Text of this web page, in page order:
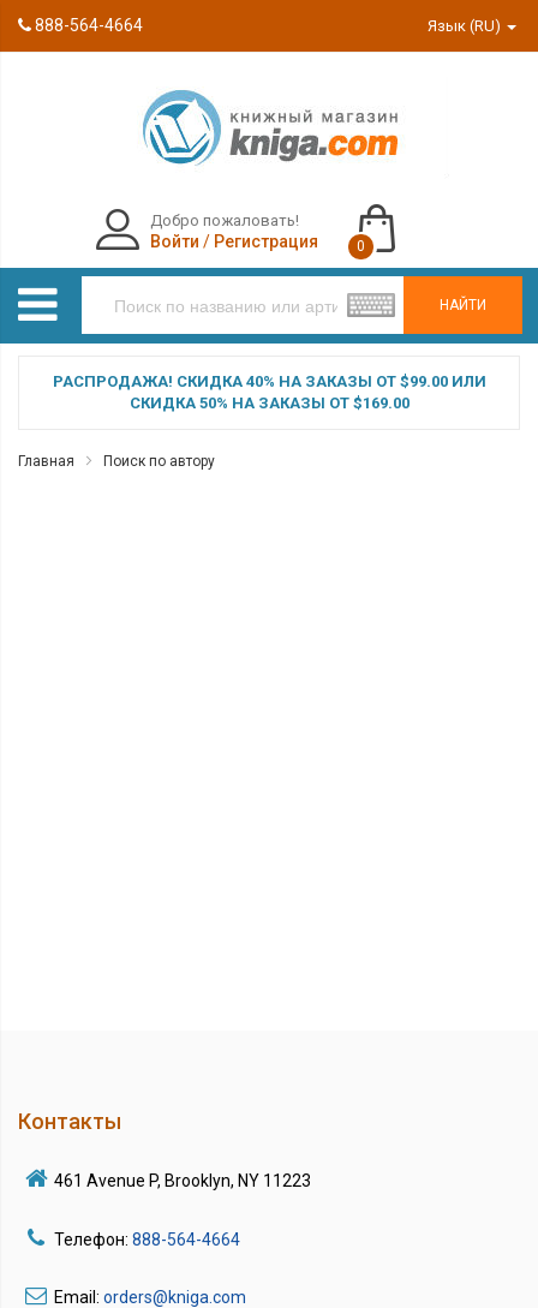
888-564-4664 Язык (RU)
НАЙТИ
Добро пожаловать!
Войти / Регистрация 0
РАСПРОДАЖА! СКИДКА 40% НА ЗАКАЗЫ ОТ $99.00 ИЛИ
СКИДКА 50% НА ЗАКАЗЫ ОТ $169.00
Главная Поиск по автору
Контакты
461 Avenue P, Brooklyn, NY 11223
Телефон: 888-564-4664
Email: orders@kniga.com